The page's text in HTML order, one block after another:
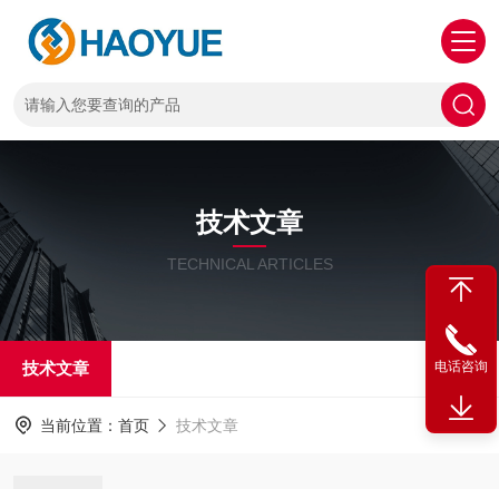
技术文章
TECHNICAL ARTICLES
技术文章
当前位置： 首页 技术文章
电话咨询